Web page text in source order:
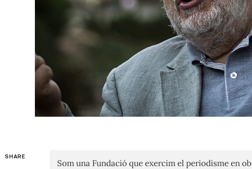
SHARE
Som una Fundació que exercim el periodisme en